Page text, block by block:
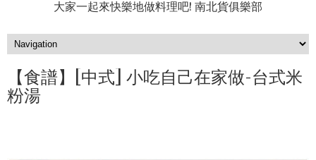
大家一起來快樂地做料理吧! 南北貨俱樂部
【食譜】[中式] 小吃自己在家做-台式米
粉湯